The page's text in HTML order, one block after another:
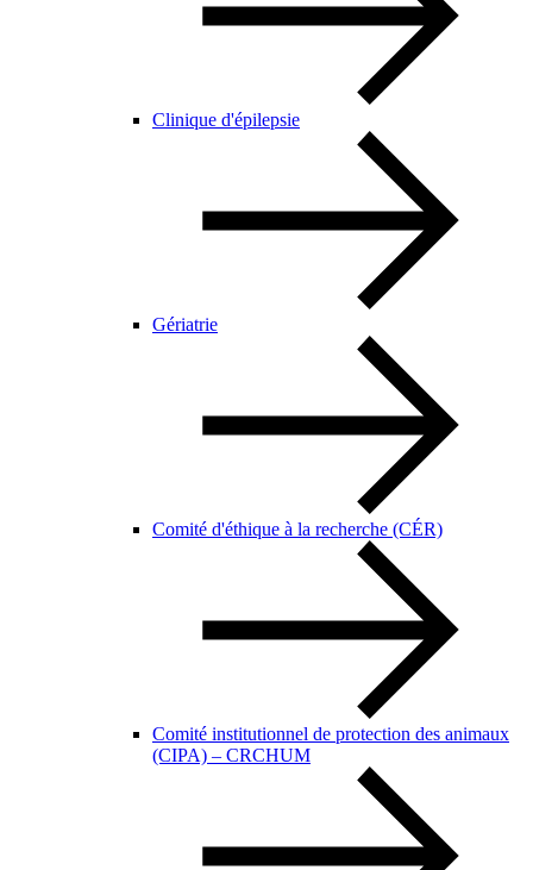
Clinique d'épilepsie
Gériatrie
Comité d'éthique à la recherche (CÉR)
Comité institutionnel de protection des animaux
(CIPA) – CRCHUM